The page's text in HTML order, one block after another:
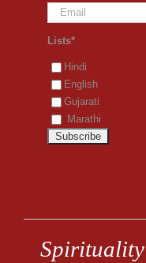
Lists*
Hindi
English
Gujarati
Marathi